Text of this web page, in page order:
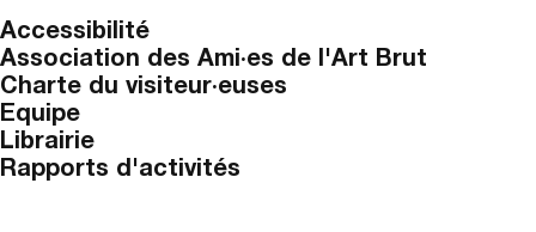
Accessibilité
Association des Ami·es de l'Art Brut
Charte du visiteur·euses
Equipe
Librairie
Rapports d'activités